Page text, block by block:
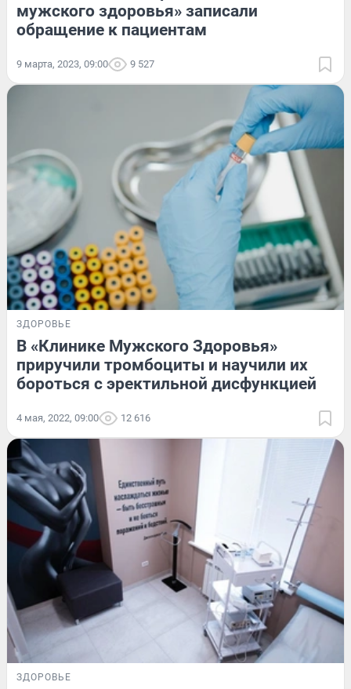
мужского здоровья» записали
обращение к пациентам
9 марта, 2023, 09:00 9 527
ЗДОРОВЬЕ
В «Клинике Мужского Здоровья»
приручили тромбоциты и научили их
бороться с эректильной дисфункцией
4 мая, 2022, 09:00 12 616
ЗДОРОВЬЕ